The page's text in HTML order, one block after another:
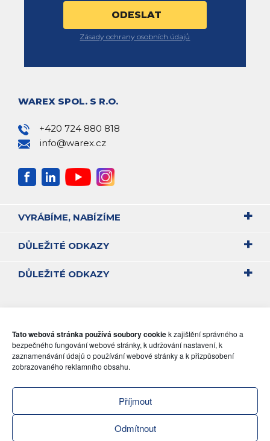
Tato webová stránka používá soubory cookiek zajištění správného a
bezpečného fungování webové stránky, k udržování nastavení, k
zaznamenávání údajů o používání webové stránky a k přizpůsobení
zobrazovaného reklamního obsahu.
Příjmout
Odmítnout
Zásady ochrany osobních údajů
WAREX SPOL. S R.O.
+420 724 880 818
info@warex.cz
VYRÁBÍME, NABÍZÍME
DŮLEŽITÉ ODKAZY
DŮLEŽITÉ ODKAZY